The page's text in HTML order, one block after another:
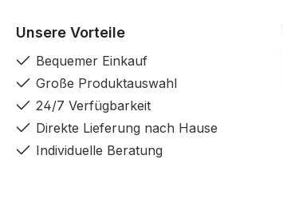
Unsere Vorteile
Bequemer Einkauf
Große Produktauswahl
24/7 Verfügbarkeit
Direkte Lieferung nach Hause
Individuelle Beratung